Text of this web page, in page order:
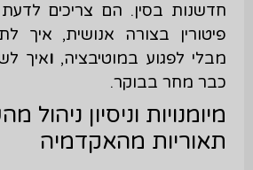
חדשנות בסין. הם צריכים
פיטורין בצורה אנושית, איך
מבלי לפגוע במוטיבציה, ואיך
כבר מחר בבוקר.
מיומנויות וניסיון
תאוריות מהאקדמיה